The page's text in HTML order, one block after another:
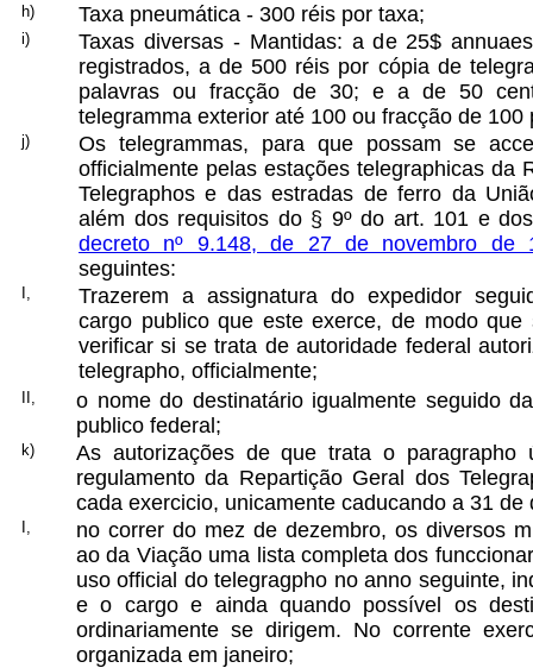
h) Taxa pneumática - 300 réis por taxa;
i)
Taxas diversas - Mantidas: a de 25$
registrados, a de 500 réis por cópia de
palavras ou fracção de 30; e a de 50
telegramma exterior até 100 ou fracção de 100
j)
Os telegrammas, para que possam se
officialmente pelas estações telegraphicas da
Telegraphos e das estradas de ferro da
além dos requisitos do § 9º do art. 101 e
decreto nº 9.148, de 27 de novembro de
seguintes:
Trazerem a assignatura do expedidor
cargo publico que este exerce, de modo que
verificar si se trata de autoridade federal
telegrapho, officialmente;
o nome do destinatário igualmente seguido
publico federal;
k)
As autorizações de que trata o
regulamento da Repartição Geral dos
cada exercicio, unicamente caducando a 31 de
no correr do mez de dezembro, os diversos
ao da Viação uma lista completa dos
uso official do telegragpho no anno seguinte,
e o cargo e ainda quando possível os
ordinariamente se dirigem. No corrente
organizada em janeiro;